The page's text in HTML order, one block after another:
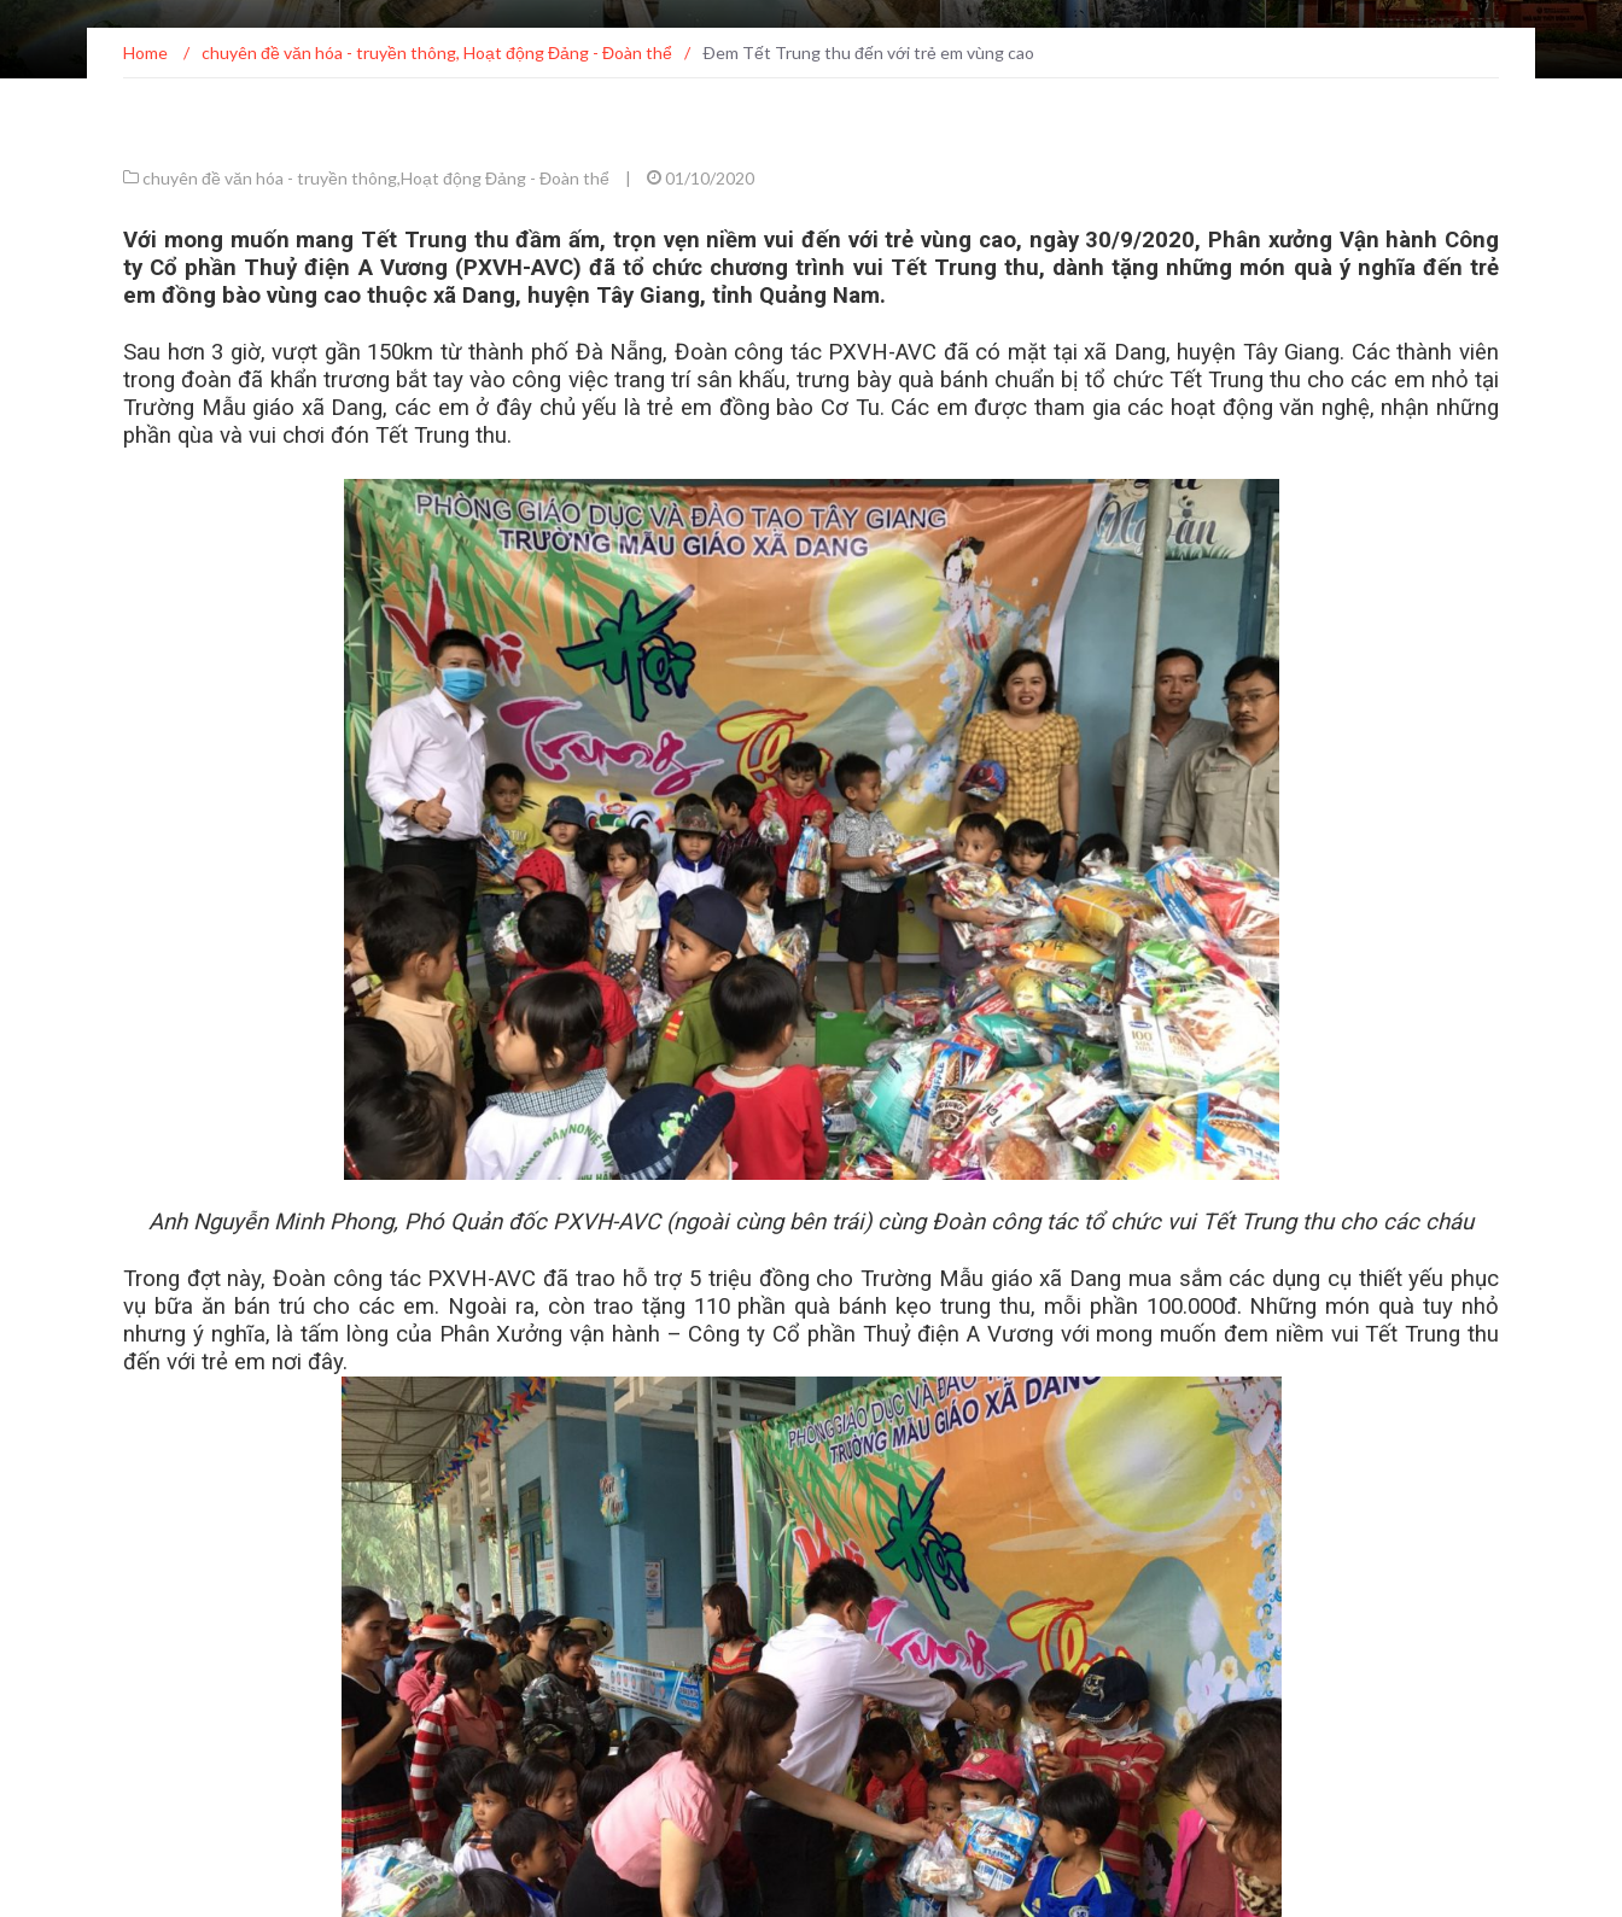
Home / chuyên đề văn hóa - truyền thông, Hoạt động Đảng - Đoàn thể / Ðem Tết Trung thu đến với trẻ em vùng cao
chuyên đề văn hóa - truyền thông,Hoạt động Đảng - Đoàn thể | 01/10/2020
Với mong muốn mang Tết Trung thu đầm ấm, trọn vẹn niềm vui đến với trẻ vùng cao, ngày 30/9/2020, Phân xưởng Vận hành Công
ty Cổ phần Thuỷ điện A Vương (PXVH-AVC) đã tổ chức chương trình vui Tết Trung thu, dành tặng những món quà ý nghĩa đến trẻ
em đồng bào vùng cao thuộc xã Dang, huyện Tây Giang, tỉnh Quảng Nam.
Sau hơn 3 giờ, vượt gần 150km từ thành phố Đà Nẵng, Đoàn công tác PXVH-AVC đã có mặt tại xã Dang, huyện Tây Giang. Các thành viên
trong đoàn đã khẩn trương bắt tay vào công việc trang trí sân khấu, trưng bày quà bánh chuẩn bị tổ chức Tết Trung thu cho các em nhỏ tại
Trường Mẫu giáo xã Dang, các em ở đây chủ yếu là trẻ em đồng bào Cơ Tu. Các em được tham gia các hoạt động văn nghệ, nhận những
phần qùa và vui chơi đón Tết Trung thu.
Anh Nguyễn Minh Phong, Phó Quản đốc PXVH-AVC (ngoài cùng bên trái) cùng Đoàn công tác tổ chức vui Tết Trung thu cho các cháu
Trong đợt này, Đoàn công tác PXVH-AVC đã trao hỗ trợ 5 triệu đồng choTrường Mẫu giáo xã Dang mua sắm các dụng cụ thiết yếu phục
vụ bữa ăn bán trú cho các em. Ngoài ra, còn trao tặng 110 phần quà bánh kẹo trung thu, mỗi phần 100.000đ. Những món quà tuy nhỏ
nhưng ý nghĩa, là tấm lòng của Phân Xưởng vận hành – Công ty Cổ phần Thuỷ điện A Vương với mong muốn đem niềm vui Tết Trung thu
đến với trẻ em nơi đây.